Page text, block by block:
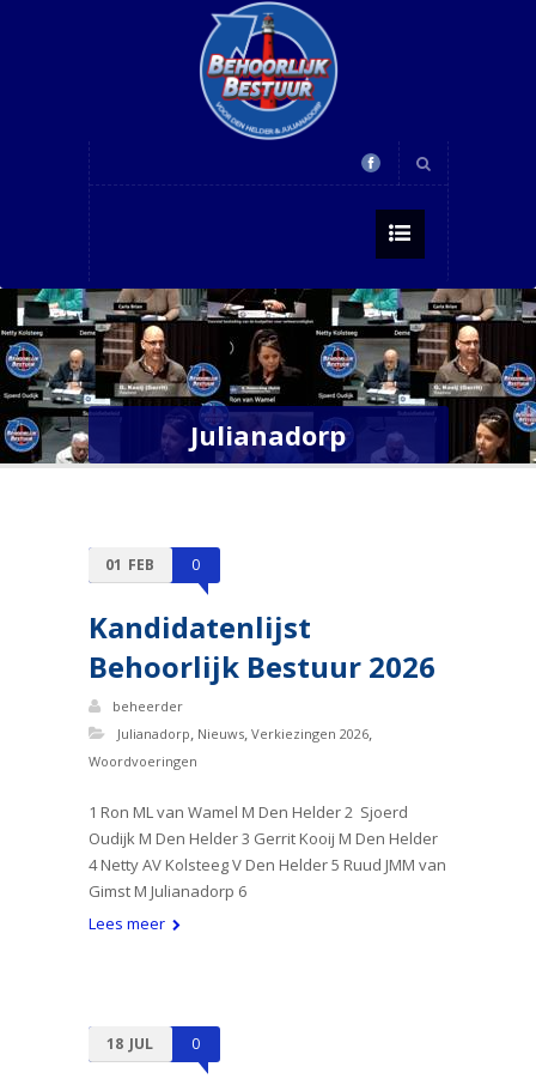
Julianadorp
01 FEB 0
Kandidatenlijst
Behoorlijk Bestuur 2026
beheerder
Julianadorp, Nieuws, Verkiezingen 2026,
Woordvoeringen
1 Ron ML van Wamel M Den Helder 2 Sjoerd
Oudijk M Den Helder 3 Gerrit Kooij M Den Helder
4 Netty AV Kolsteeg V Den Helder 5 Ruud JMM van
Gimst M Julianadorp 6
Lees meer
18 JUL 0